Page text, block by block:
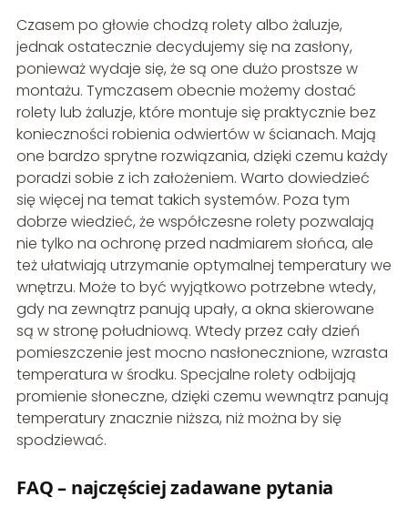
Czasem po głowie chodzą rolety albo żaluzje,
jednak ostatecznie decydujemy się na zasłony,
ponieważ wydaje się, że są one dużo prostsze w
montażu. Tymczasem obecnie możemy dostać
rolety lub żaluzje, które montuje się praktycznie bez
konieczności robienia odwiertów w ścianach. Mają
one bardzo sprytne rozwiązania, dzięki czemu każdy
poradzi sobie z ich założeniem. Warto dowiedzieć
się więcej na temat takich systemów. Poza tym
dobrze wiedzieć, że współczesne rolety pozwalają
nie tylko na ochronę przed nadmiarem słońca, ale
też ułatwiają utrzymanie optymalnej temperatury we
wnętrzu. Może to być wyjątkowo potrzebne wtedy,
gdy na zewnątrz panują upały, a okna skierowane
są w stronę południową. Wtedy przez cały dzień
pomieszczenie jest mocno nasłonecznione, wzrasta
temperatura w środku. Specjalne rolety odbijają
promienie słoneczne, dzięki czemu wewnątrz panują
temperatury znacznie niższa, niż można by się
spodziewać.
FAQ – najczęściej zadawane pytania